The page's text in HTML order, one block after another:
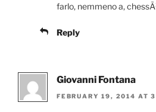
farlo, nemmeno a,
Reply
Giovanni Fontana
FEBRUARY 19, 2014 AT